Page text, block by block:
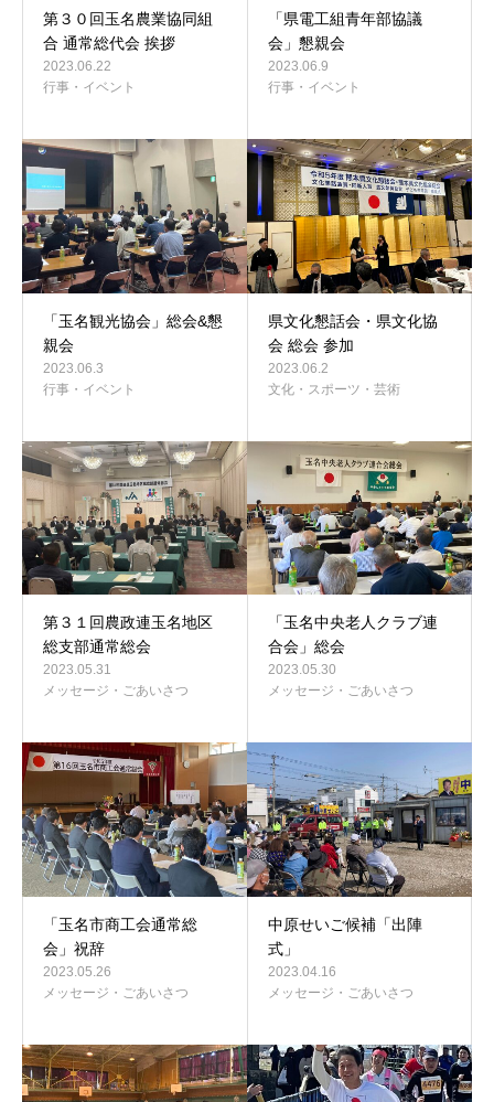
第３０回玉名農業協同組
合 通常総代会 挨拶
2023.06.22
行事・イベント
「県電工組青年部協議
会」懇親会
2023.06.9
行事・イベント
「玉名観光協会」総会&懇
親会
2023.06.3
行事・イベント
県文化懇話会・県文化協
会 総会 参加
2023.06.2
文化・スポーツ・芸術
第３１回農政連玉名地区
総支部通常総会
2023.05.31
メッセージ・ごあいさつ
「玉名中央老人クラブ連
合会」総会
2023.05.30
メッセージ・ごあいさつ
「玉名市商工会通常総
会」祝辞
2023.05.26
メッセージ・ごあいさつ
中原せいご候補「出陣
式」
2023.04.16
メッセージ・ごあいさつ